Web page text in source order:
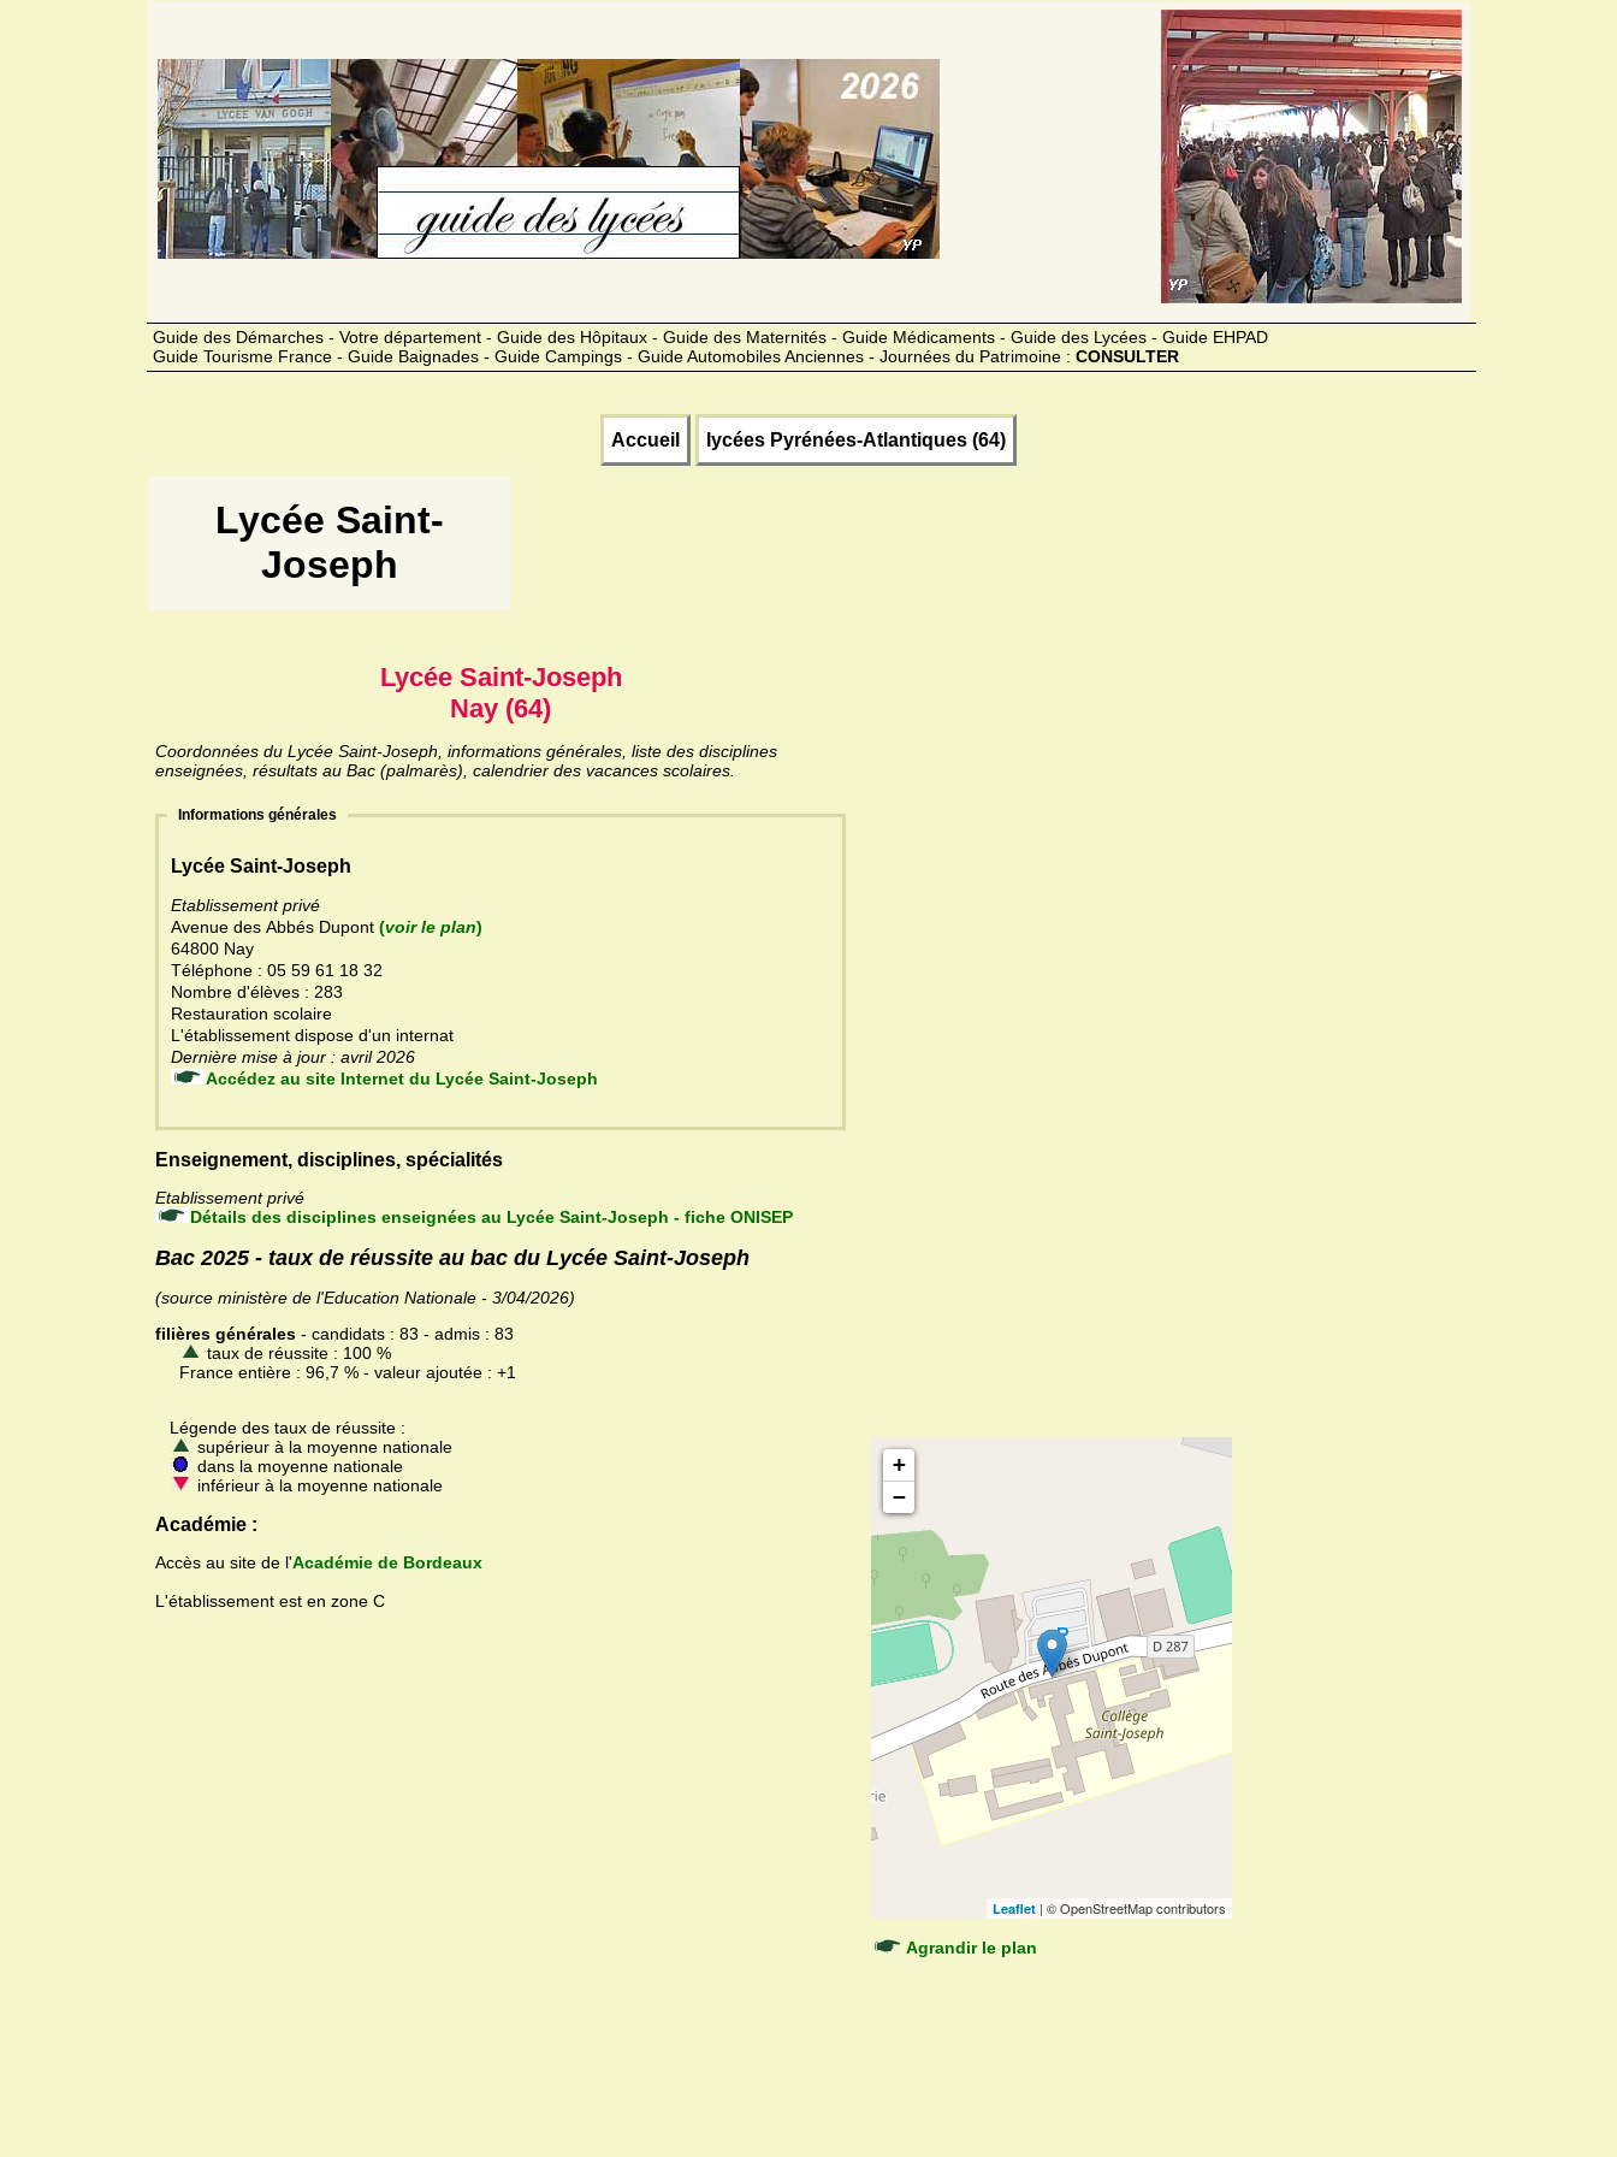
Guide des Démarches - Votre département - Guide des Hôpitaux - Guide des Maternités - Guide Médicaments - Guide des Lycées - Guide EHPAD
Guide Tourisme France - Guide Baignades - Guide Campings - Guide Automobiles Anciennes - Journées du Patrimoine : CONSULTER
Accueil lycées Pyrénées-Atlantiques (64)
Lycée Saint-
Joseph
Lycée Saint-Joseph
Nay (64)
Coordonnées du Lycée Saint-Joseph, informations générales, liste des disciplines
enseignées, résultats au Bac (palmarès), calendrier des vacances scolaires.
Informations générales
Lycée Saint-Joseph
Etablissement privé
Avenue des Abbés Dupont (voir le plan)
64800 Nay
Téléphone : 05 59 61 18 32
Nombre d'élèves : 283
Restauration scolaire
L'établissement dispose d'un internat
Dernière mise à jour : avril 2026
Accédez au site Internet du Lycée Saint-Joseph
Enseignement, disciplines, spécialités
Etablissement privé
Détails des disciplines enseignées au Lycée Saint-Joseph - fiche ONISEP
Bac 2025 - taux de réussite au bac du Lycée Saint-Joseph
(source ministère de l'Education Nationale - 3/04/2026)
filières générales - candidats : 83 - admis : 83
taux de réussite : 100 %
France entière : 96,7 % - valeur ajoutée : +1
Légende des taux de réussite :
supérieur à la moyenne nationale
dans la moyenne nationale
inférieur à la moyenne nationale
Académie :
Accès au site de l'Académie de Bordeaux
L'établissement est en zone C
+
−
Leaflet | © OpenStreetMap contributors
Agrandir le plan